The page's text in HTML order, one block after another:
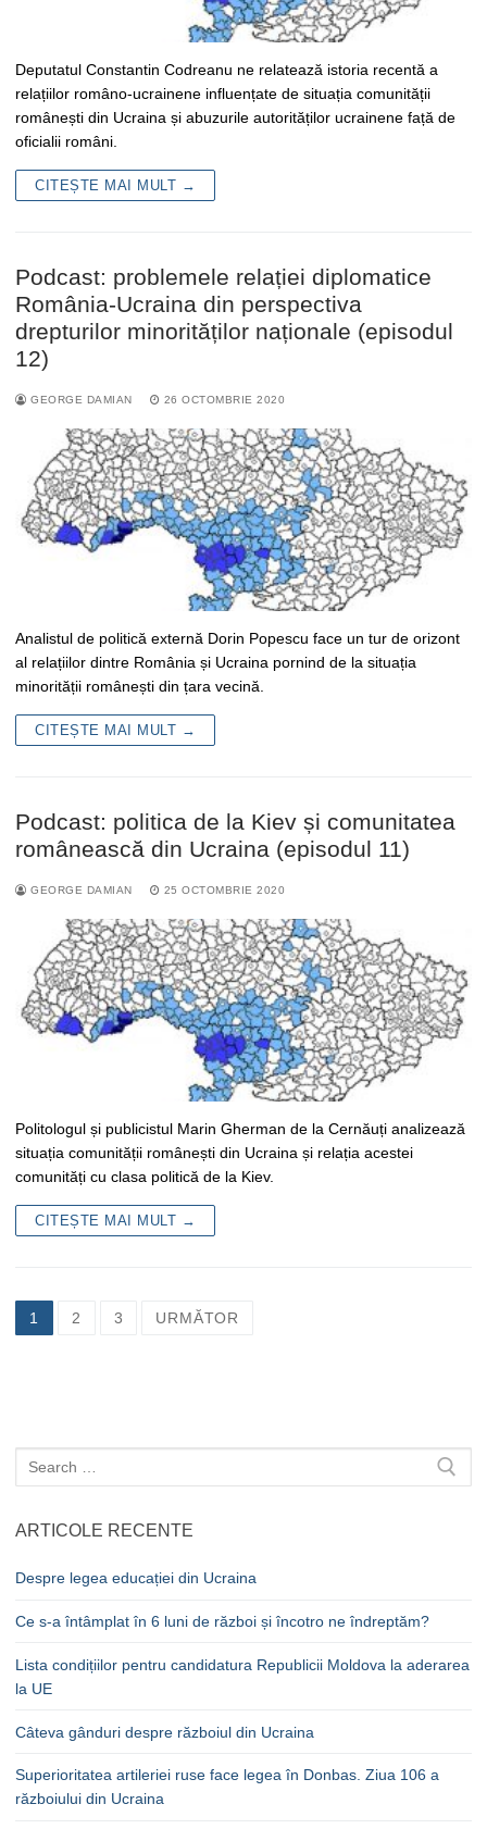
Deputatul Constantin Codreanu ne relatează istoria recentă a
relațiilor româno-ucrainene influențate de situația comunității
românești din Ucraina și abuzurile autorităților ucrainene față de
oficialii români.
CITEȘTE MAI MULT →
Podcast: problemele relației diplomatice
România-Ucraina din perspectiva
drepturilor minorităților naționale (episodul
12)
GEORGE DAMIAN 26 OCTOMBRIE 2020
Analistul de politică externă Dorin Popescu face un tur de orizont
al relațiilor dintre România și Ucraina pornind de la situația
minorității românești din țara vecină.
CITEȘTE MAI MULT →
Podcast: politica de la Kiev și comunitatea
românească din Ucraina (episodul 11)
GEORGE DAMIAN 25 OCTOMBRIE 2020
Politologul și publicistul Marin Gherman de la Cernăuți analizează
situația comunității românești din Ucraina și relația acestei
comunități cu clasa politică de la Kiev.
CITEȘTE MAI MULT →
Navigare
în
1 2 3 URMĂTOR
Caută
după:
ARTICOLE RECENTE
Despre legea educației din Ucraina
Ce s-a întâmplat în 6 luni de război și încotro ne îndreptăm?
Lista condițiilor pentru candidatura Republicii Moldova la aderarea
la UE
Câteva gânduri despre războiul din Ucraina
Superioritatea artileriei ruse face legea în Donbas. Ziua 106 a
războiului din Ucraina